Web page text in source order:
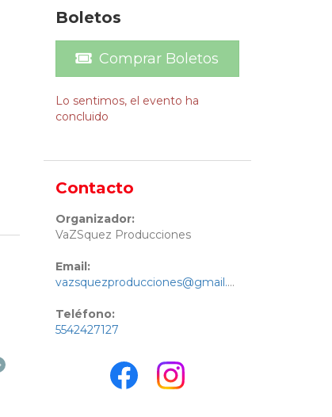
Boletos
Comprar Boletos
Lo sentimos, el evento ha
concluido
Contacto
Organizador:
VaZSquez Producciones
Email:
vazsquezproducciones@gmail.com
Teléfono:
5542427127